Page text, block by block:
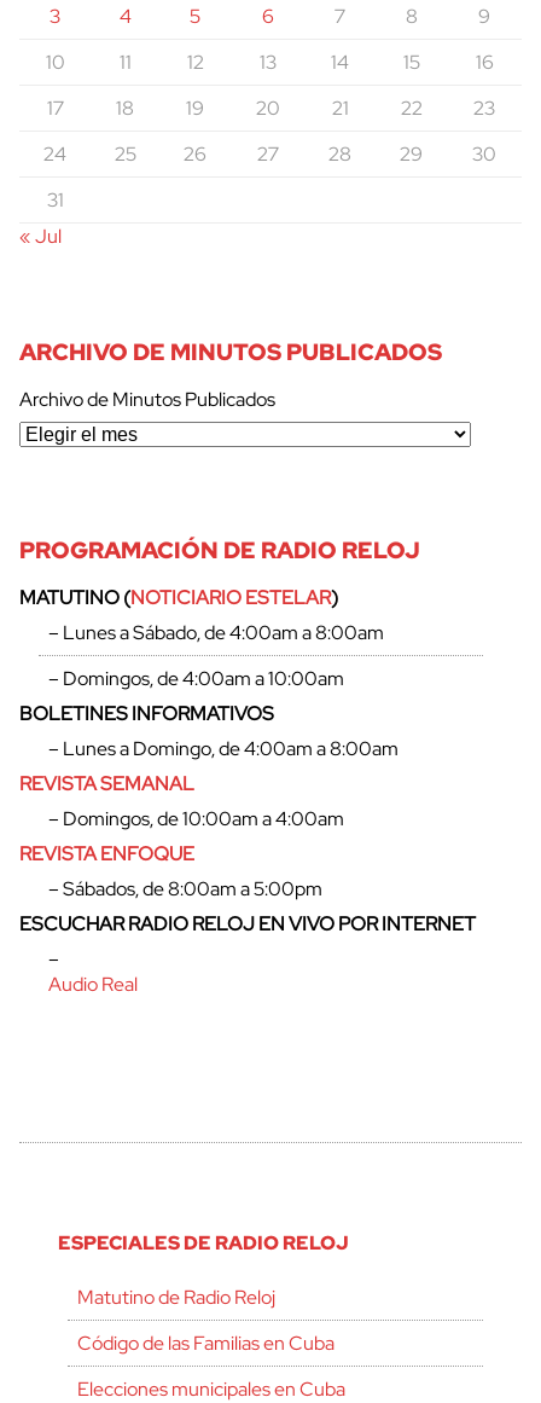
3 4 5 6 7 8
9
10
11 12 13 14 15
16
17
18 19 20 21 22
23
24
25 26 27 28 29
30
31
« Jul
ARCHIVO DE MINUTOS PUBLICADOS
Archivo de Minutos Publicados
PROGRAMACIÓN DE RADIO RELOJ
MATUTINO (NOTICIARIO ESTELAR)
– Lunes a Sábado, de 4:00am a 8:00am
– Domingos, de 4:00am a 10:00am
BOLETINES INFORMATIVOS
– Lunes a Domingo, de 4:00am a 8:00am
REVISTA SEMANAL
– Domingos, de 10:00am a 4:00am
REVISTA ENFOQUE
– Sábados, de 8:00am a 5:00pm
ESCUCHAR RADIO RELOJ EN VIVO POR INTERNET
–
Audio Real
ESPECIALES DE RADIO RELOJ
Matutino de Radio Reloj
Código de las Familias en Cuba
Elecciones municipales en Cuba